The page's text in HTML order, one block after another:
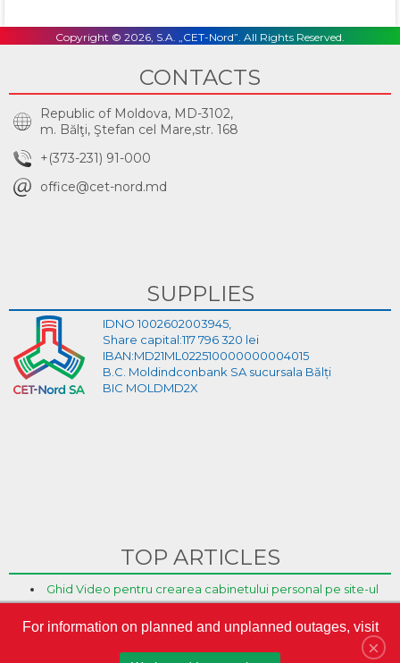
Copyright © 2026, S.A. „CET-Nord”. All Rights Reserved.
CONTACTS
Republic of Moldova, MD-3102,
m. Bălţi, Ştefan cel Mare,str. 168
+(373-231) 91-000
office@cet-nord.md
SUPPLIES
IDNO 1002602003945,
Share capital:117 796 320 lei
IBAN:MD21ML022510000000004015
B.C. Moldindconbank SA sucursala Bălți
BIC MOLDMD2X
TOP ARTICLES
Ghid Video pentru crearea cabinetului personal pe site-ul
CET-Nord are un nou director general interimar
S.A. „CET-Nord” a participat la Misiunea Economică a ×
For information on planned and unplanned outages, visit